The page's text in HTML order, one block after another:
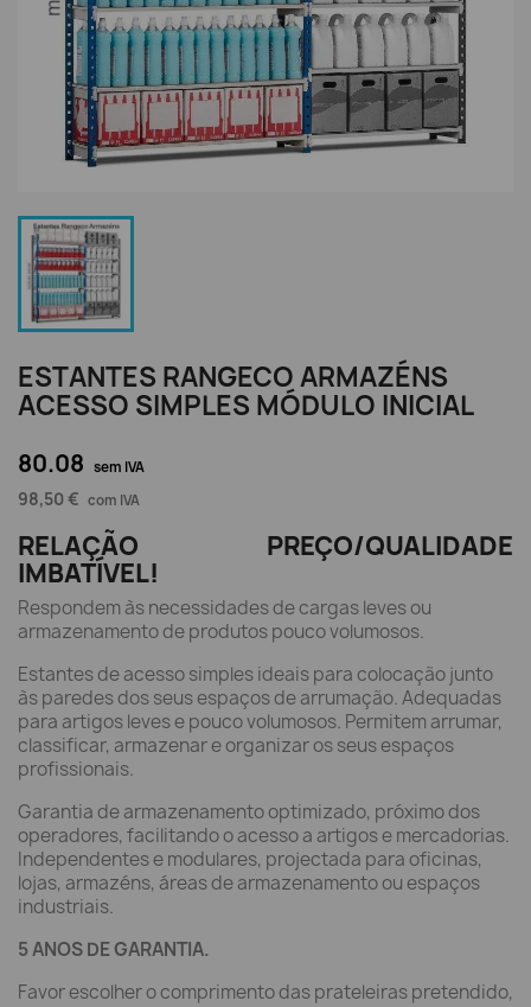
ESTANTES RANGECO ARMAZÉNS
ACESSO SIMPLES MÓDULO INICIAL
80.08 sem IVA
98,50 € com IVA
RELAÇÃO PREÇO/QUALIDADE
IMBATÍVEL!
Respondem às necessidades de cargas leves ou
armazenamento de produtos pouco volumosos.
Estantes de acesso simples ideais para colocação junto
às paredes dos seus espaços de arrumação. Adequadas
para artigos leves e pouco volumosos. Permitem arrumar,
classificar, armazenar e organizar os seus espaços
profissionais.
Garantia de armazenamento optimizado, próximo dos
operadores, facilitando o acesso a artigos e mercadorias.
Independentes e modulares, projectada para oficinas,
lojas, armazéns, áreas de armazenamento ou espaços
industriais.
5 ANOS DE GARANTIA.
Favor escolher o comprimento das prateleiras pretendido,